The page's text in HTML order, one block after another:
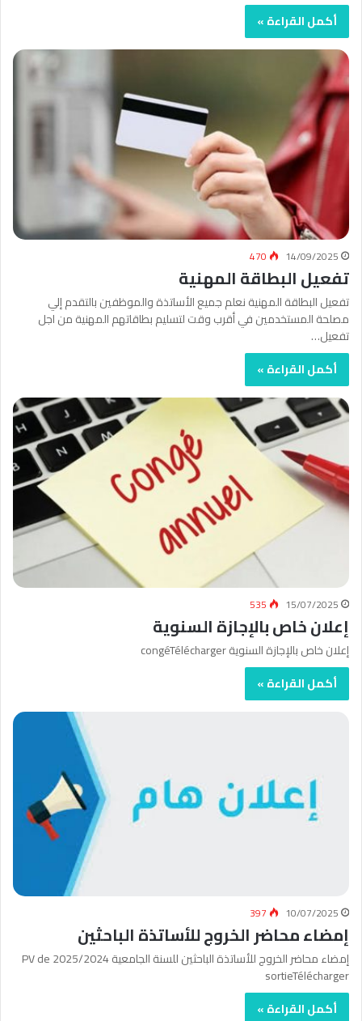
أكمل القراءة »
14/09/2025
470
تفعيل البطاقة المهنية
تفعيل البطاقة المهنية نعلم جميع الأساتذة والموظفين بالتقدم إلي
مصلحة المستخدمين في أقرب وقت لتسليم بطاقاتهم المهنية من اجل
تفعيل…
أكمل القراءة »
15/07/2025
535
إعلان خاص بالإجازة السنوية
إعلان خاص بالإجازة السنوية congéTélécharger
أكمل القراءة »
10/07/2025
397
إمضاء محاضر الخروج للأساتذة الباحثين
إمضاء محاضر الخروج للأساتذة الباحثين للسنة الجامعية 2025/2024 PV de
sortieTélécharger
أكمل القراءة »